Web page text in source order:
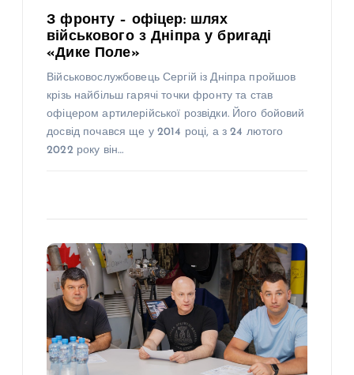
З фронту – офіцер: шлях
військового з Дніпра у бригаді
«Дике Поле»
Військовослужбовець Сергій із Дніпра пройшов
крізь найбільш гарячі точки фронту та став
офіцером артилерійської розвідки. Його бойовий
досвід почався ще у 2014 році, а з 24 лютого
2022 року він…